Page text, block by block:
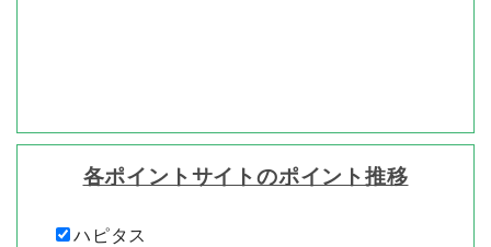
各ポイントサイトのポイント推移
ハピタス